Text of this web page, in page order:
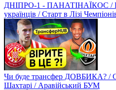
ДНІПРО-1 - ПАНАТІНАЇКОС /
українців / Старт в Лізі
Чи буде трансфер ДОВБИКА?
Шахтарі / Аравійський БУМ